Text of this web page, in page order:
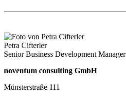
Petra Cifterler
Senior Business Development Manager
noventum consulting GmbH
Münsterstraße 111